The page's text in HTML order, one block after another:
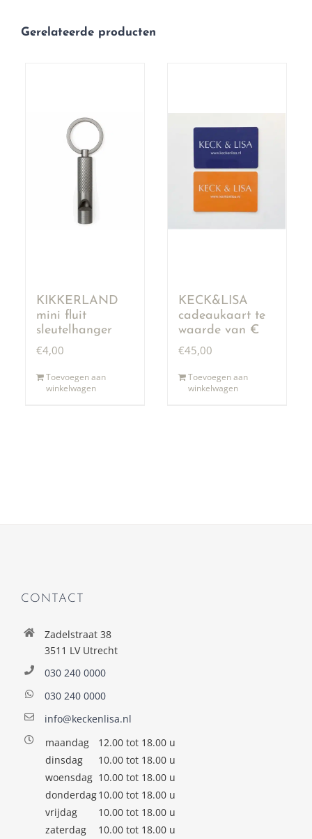
Gerelateerde producten
KIKKERLAND
mini fluit
sleutelhanger
€4,00
Toevoegen aan
winkelwagen
KECK&LISA
cadeaukaart te
waarde van €
50,00
€45,00
Toevoegen aan
winkelwagen
CONTACT
Zadelstraat 38
3511 LV Utrecht
030 240 0000
030 240 0000
info@keckenlisa.nl
maandag
12.00 tot 18.00 u
dinsdag
10.00 tot 18.00 u
woensdag 10.00 tot 18.00 u
donderdag10.00 tot 18.00 u
vrijdag
10.00 tot 18.00 u
zaterdag
10.00 tot 18.00 u